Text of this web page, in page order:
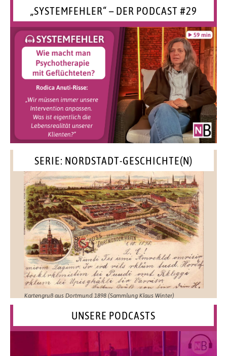
„SYSTEMFEHLER“ – DER PODCAST #29
SERIE: NORDSTADT-GESCHICHTE(N)
Kartengruß aus Dortmund 1898 (Sammlung Klaus Winter)
UNSERE PODCASTS